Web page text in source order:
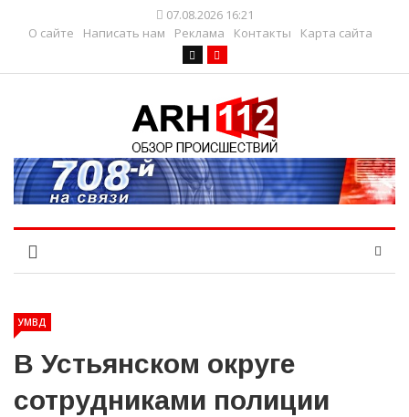
07.08.2026 16:21
О сайте
Написать нам Реклама Контакты Карта сайта
УМВД
В Устьянском округе
сотрудниками полиции